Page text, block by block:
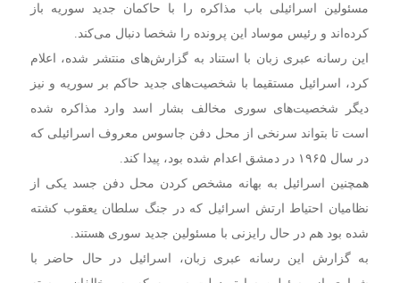
مسئولین اسرائیلی باب مذاکره را با حاکمان جدید سوریه باز
کرده‌اند و رئیس موساد این پرونده را شخصا دنبال می‌کند.
این رسانه عبری زبان با استناد به گزارش‌های منتشر شده، اعلام
کرد، اسرائیل مستقیما با شخصیت‌های جدید حاکم بر سوریه و نیز
دیگر شخصیت‌های سوری مخالف بشار اسد وارد مذاکره شده
است تا بتواند سرنخی از محل دفن جاسوس معروف اسرائیلی که
در سال ۱۹۶۵ در دمشق اعدام شده بود، پیدا کند.
همچنین اسرائیل به بهانه مشخص کردن محل دفن جسد یکی از
نظامیان احتیاط ارتش اسرائیل که در جنگ سلطان یعقوب کشته
شده بود هم در حال رایزنی با مسئولین جدید سوری هستند.
به گزارش این رسانه عبری زبان، اسرائیل در حال حاضر با